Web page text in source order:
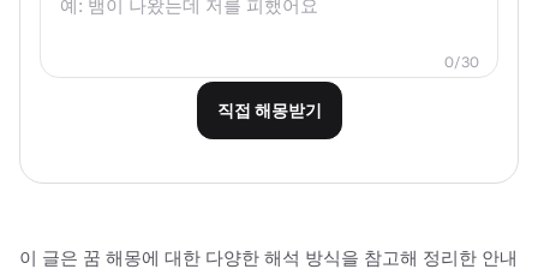
0/30
직접 해몽받기
이 글은 꿈 해몽에 대한 다양한 해석 방식을 참고해 정리한 안내